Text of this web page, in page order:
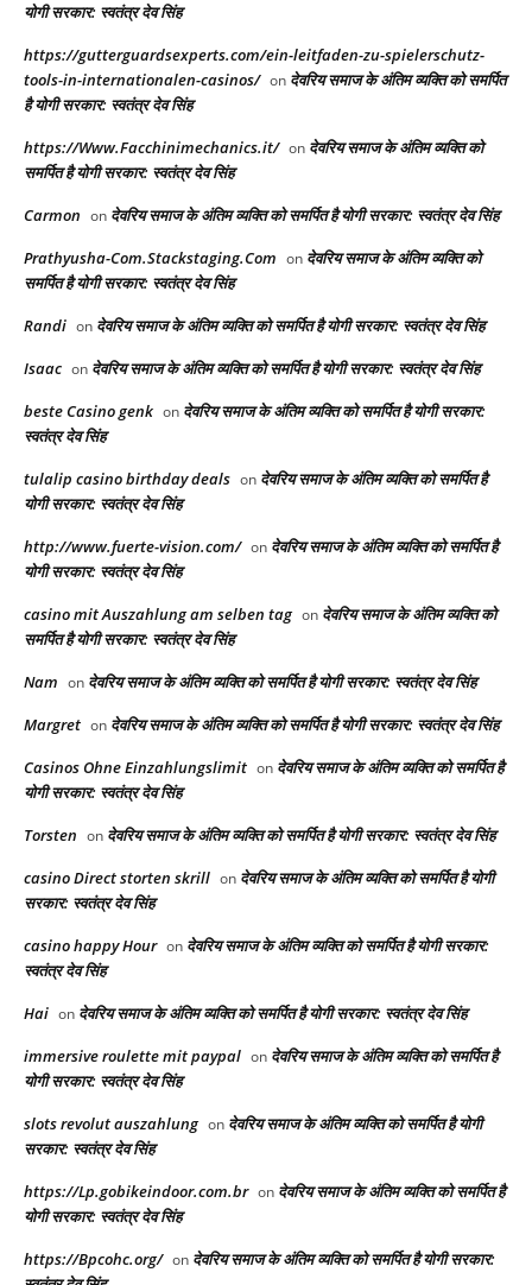
योगी सरकार: स्वतंत्र देव सिंह
https://gutterguardsexperts.com/ein-leitfaden-zu-spielerschutz-
tools-in-internationalen-casinos/ on देवरिय समाज के अंतिम व्यक्ति को समर्पित
है योगी सरकार: स्वतंत्र देव सिंह
https://Www.Facchinimechanics.it/ on देवरिय समाज के अंतिम व्यक्ति को
समर्पित है योगी सरकार: स्वतंत्र देव सिंह
Carmon on देवरिय समाज के अंतिम व्यक्ति को समर्पित है योगी सरकार: स्वतंत्र देव सिंह
Prathyusha-Com.Stackstaging.Com on देवरिय समाज के अंतिम व्यक्ति को
समर्पित है योगी सरकार: स्वतंत्र देव सिंह
Randi on देवरिय समाज के अंतिम व्यक्ति को समर्पित है योगी सरकार: स्वतंत्र देव सिंह
Isaac on देवरिय समाज के अंतिम व्यक्ति को समर्पित है योगी सरकार: स्वतंत्र देव सिंह
beste Casino genk on देवरिय समाज के अंतिम व्यक्ति को समर्पित है योगी सरकार:
स्वतंत्र देव सिंह
tulalip casino birthday deals on देवरिय समाज के अंतिम व्यक्ति को समर्पित है
योगी सरकार: स्वतंत्र देव सिंह
http://www.fuerte-vision.com/ on देवरिय समाज के अंतिम व्यक्ति को समर्पित है
योगी सरकार: स्वतंत्र देव सिंह
casino mit Auszahlung am selben tag on देवरिय समाज के अंतिम व्यक्ति को
समर्पित है योगी सरकार: स्वतंत्र देव सिंह
Nam on देवरिय समाज के अंतिम व्यक्ति को समर्पित है योगी सरकार: स्वतंत्र देव सिंह
Margret on देवरिय समाज के अंतिम व्यक्ति को समर्पित है योगी सरकार: स्वतंत्र देव सिंह
Casinos Ohne Einzahlungslimit on देवरिय समाज के अंतिम व्यक्ति को समर्पित है
योगी सरकार: स्वतंत्र देव सिंह
Torsten on देवरिय समाज के अंतिम व्यक्ति को समर्पित है योगी सरकार: स्वतंत्र देव सिंह
casino Direct storten skrill on देवरिय समाज के अंतिम व्यक्ति को समर्पित है योगी
सरकार: स्वतंत्र देव सिंह
casino happy Hour on देवरिय समाज के अंतिम व्यक्ति को समर्पित है योगी सरकार:
स्वतंत्र देव सिंह
Hai on देवरिय समाज के अंतिम व्यक्ति को समर्पित है योगी सरकार: स्वतंत्र देव सिंह
immersive roulette mit paypal on देवरिय समाज के अंतिम व्यक्ति को समर्पित है
योगी सरकार: स्वतंत्र देव सिंह
slots revolut auszahlung on देवरिय समाज के अंतिम व्यक्ति को समर्पित है योगी
सरकार: स्वतंत्र देव सिंह
https://Lp.gobikeindoor.com.br on देवरिय समाज के अंतिम व्यक्ति को समर्पित है
योगी सरकार: स्वतंत्र देव सिंह
https://Bpcohc.org/ on देवरिय समाज के अंतिम व्यक्ति को समर्पित है योगी सरकार: